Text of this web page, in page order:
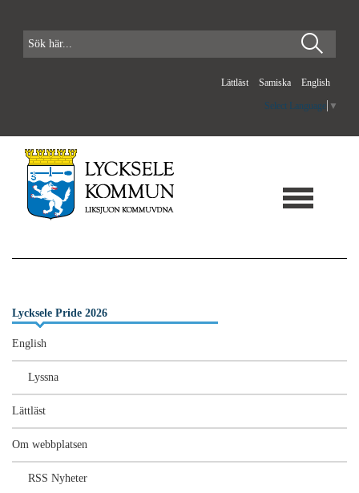
Lättläst Samiska English
Select Language ▼
Lycksele Pride 2026
English
Lyssna
Lättläst
Om webbplatsen
RSS Nyheter